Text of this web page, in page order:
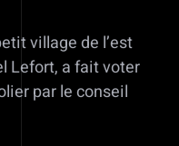
village de l’est
Lefort, a fait voter
par le conseil